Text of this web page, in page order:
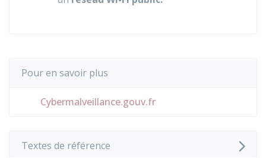
Pour en savoir plus
Cybermalveillance.gouv.fr
Textes de référence